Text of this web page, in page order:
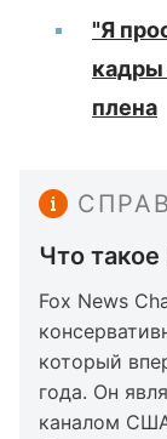
"Я
кадры
плена
Что такое
Fox News
который
года. Он
каналом